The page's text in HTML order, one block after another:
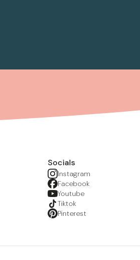
Socials
Instagram
Facebook
Youtube
Tiktok
Pinterest